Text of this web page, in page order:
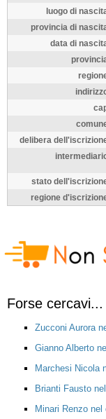
luogo di
provincia di
data di
delibera
stato
regione
Forse cercavi...
Zucconi Aurora
Gianno Alberto
Marchesi Nicola
Brianti Fausto
Minari Renzo